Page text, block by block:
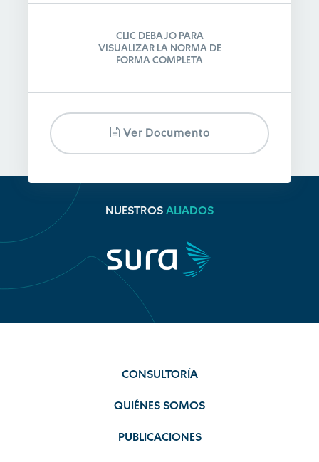
CLIC DEBAJO PARA
VISUALIZAR LA NORMA DE
FORMA COMPLETA
Ver Documento
NUESTROS ALIADOS
CONSULTORÍA
QUIÉNES SOMOS
PUBLICACIONES